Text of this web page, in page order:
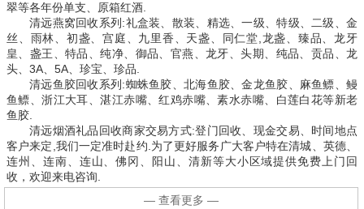
翠等各年份单支、原箱红酒.
清远燕窝回收系列:礼盒装、散装、精选、一级、特级、二级、金
丝、雨林、初盏、宫庭、九里香、天盏、同仁堂,龙盏、臻品、龙牙
皇、盏王、特品、纯净、御品、官燕、龙牙、头期、纯品、贡品、龙
头、3A、5A、珍宝、珍品.
清远鱼胶回收系列:蜘蛛鱼胶、北海鱼胶、金龙鱼胶、麻鱼鳔、鳗
鱼鳔、浙江大耳、湛江赤嘴、红鸡赤嘴、素水赤嘴、白莲白花等新老
鱼胶.
清远烟酒礼品回收商家交易方式:登门回收、现金交易、时间地点
客户来定,我们一定准时赴约.为了更好服务广大客户特在清城、英德、
连州、连南、连山、佛冈、阳山、清新等大小区域提供免费上门回
收，欢迎来电咨询.
— 查看更多 —